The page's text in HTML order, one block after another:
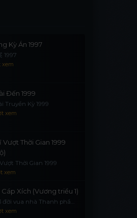
Kỳ Án 1997
1997
xem
Đến 1999
Truyền Kỳ 1999
xem
Vượt Thời Gian 1999
Thời Gian 1999
xem
Cáp Xích (Vương triều 1)
đời vua nhà Thanh phần
xem